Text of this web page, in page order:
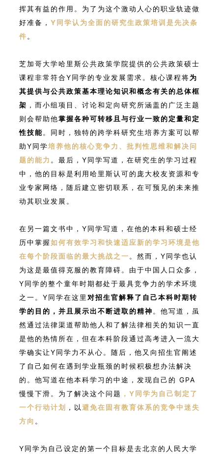
挥其有益的作用。为了为这个激动人心的职业轨迹做
好准备， Y同学认为全面的研究生政策培训是先决条
件。
芝加哥大学哈里斯公共政策学院提供的公共政策硕士
课程非常符合Y同学的专业发展需求。核心课程将为
其提供与公共政策基本理论知识和概念有关的总体框
架 ，而小组项目、讨论和定向研究所涵盖的广泛主题
则会帮助他掌握各种可转移且与行业一致的定量和定
性技能。同时，独特的跨学科研究生培养方案可以帮
助Y同学培养他的核心竞争力、批判性思维和解决问
题的能力 。最后，Y同学写道，在研究生的学习过程
中，他的目标是利用哈里斯认可的庞大校友资源和专
业专家网络，随后建立密切联系，在可预见的未来推
动其职业发展。
在另一篇文书中，Y同学写道，在他的本科和硕士经
历中掌握如何有效学习和快速适应新的学习环境是他
在每个阶段面临的最大挑战之一。然而，Y同学也认
为这是最值得克服的教育障碍。由于中国人口众多，
Y同学的整个童年时期都处于最具竞争力的学术环境
之一。Y同学在这里 对招生官解释了自己本科时期转
学的目的，并且展示出不断进取的精神。他写道，虽
然通过法律渠道帮助他人和了解法律相关的知识一直
是他的热情所在，但在本科阶段通过高考进入一流大
学确实让Y同学力不从心。随后，他又向招生官阐述
了自己如何在遇到学业瓶颈的时候积极想办法解决
的。他写道在他本科学习的中途，发现自己的 GPA
慢慢下滑。为了解决这个问题 ，Y同学为自己制定了
一个行动计划 ，以避免在固有教育体系的竞争中迷失
方向 。
Y同学为自己设定的第一个目标是去北京的人民大学